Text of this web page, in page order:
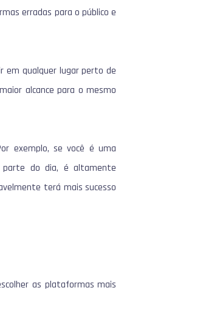
erradas para o público e
em qualquer lugar perto de
alcance para o mesmo
exemplo, se você é uma
parte do dia, é altamente
terá mais sucesso
as plataformas mais